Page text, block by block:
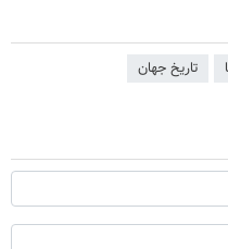
تاریخ جهان